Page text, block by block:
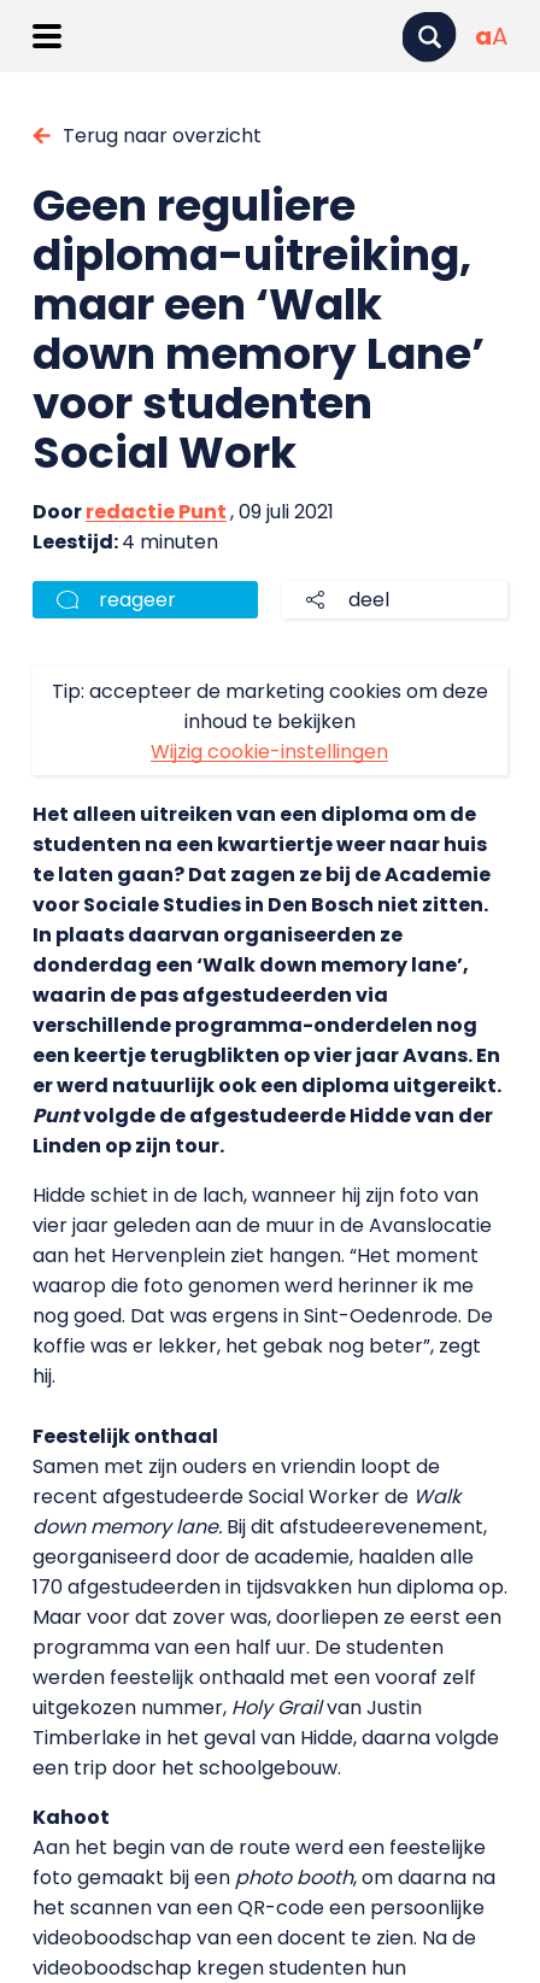
aA
Terug naar overzicht
Geen reguliere
diploma-uitreiking,
maar een ‘Walk
down memory Lane’
voor studenten
Social Work
Doorredactie Punt, 09 juli 2021
Leestijd:4 minuten
reageer deel
Tip: accepteer de marketing cookies om deze
inhoud te bekijken
Wijzig cookie-instellingen
Het alleen uitreiken van een diploma om de
studenten na een kwartiertje weer naar huis
te laten gaan? Dat zagen ze bij de Academie
voor Sociale Studies in Den Bosch niet zitten.
In plaats daarvan organiseerden ze
donderdag een ‘Walk down memory lane’,
waarin de pas afgestudeerden via
verschillende programma-onderdelen nog
een keertje terugblikten op vier jaar Avans. En
er werd natuurlijk ook een diploma uitgereikt.
Puntvolgde de afgestudeerde Hidde van der
Linden op zijn tour.
Hidde schiet in de lach, wanneer hij zijn foto van
vier jaar geleden aan de muur in de Avanslocatie
aan het Hervenplein ziet hangen. “Het moment
waarop die foto genomen werd herinner ik me
nog goed. Dat was ergens in Sint-Oedenrode. De
koffie was er lekker, het gebak nog beter”, zegt
hij.
Feestelijk onthaal
Samen met zijn ouders en vriendin loopt de
recent afgestudeerde Social Worker de Walk
down memory lane.Bij dit afstudeerevenement,
georganiseerd door de academie, haalden alle
170 afgestudeerden in tijdsvakken hun diploma op.
Maar voor dat zover was, doorliepen ze eerst een
programma van een half uur. De studenten
werden feestelijk onthaald met een vooraf zelf
uitgekozen nummer, Holy Grailvan Justin
Timberlake in het geval van Hidde, daarna volgde
een trip door het schoolgebouw.
Kahoot
Aan het begin van de route werd een feestelijke
foto gemaakt bij een photo booth, om daarna na
het scannen van een QR-code een persoonlijke
videoboodschap van een docent te zien. Na de
videoboodschap kregen studenten hun